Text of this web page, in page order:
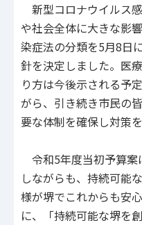
新型コロナウイルス
や社会全体に大きな影
染症法の分類を5月8日
針を決定しました。医
り方は今後示される予
がら、引き続き市民の
要な体制を確保し対策
令和5年度当初予算案
しながらも、持続可能
様が堺でこれからも安
に、「持続可能な堺を